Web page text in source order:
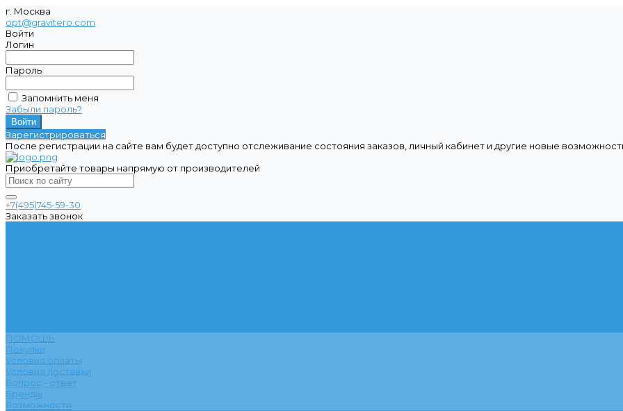
г. Москва
opt@gravitero.com
Войти
Логин
Пароль
Запомнить меня
Забыли пароль?
Зарегистрироваться
После регистрации на сайте вам будет доступно отслеживание состояния заказов, личный кабинет и другие новые
Приобретайте товары напрямую от производителей
+7(495)745-59-30
Заказать звонок
ПОМОЩЬ
Покупки
Условия оплаты
Условия доставки
Вопрос - ответ
Бренды
Возможности